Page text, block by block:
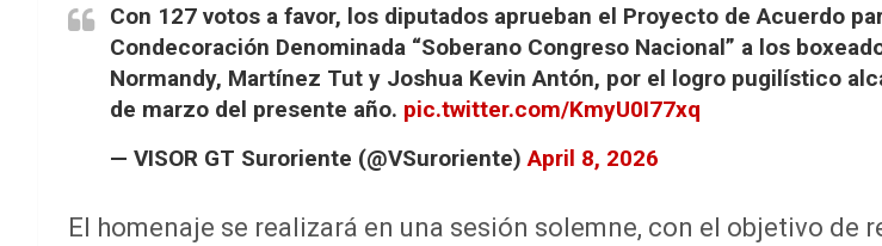
Con 127 votos a favor, los diputados aprueban el Proyecto de Acuerdo
Condecoración Denominada “Soberano Congreso Nacional” a los
Normandy, Martínez Tut y Joshua Kevin Antón, por el logro pugilístico
de marzo del presente año. pic.twitter.com/KmyU0I77xq
— VISOR GT Suroriente (@VSuroriente)April 8, 2026
El homenaje se realizará en una sesión solemne, con el objetivo de